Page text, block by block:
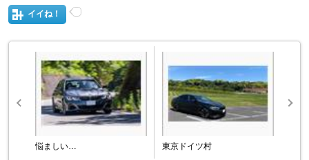
イイね！
悩ましい… 東京ドイツ村